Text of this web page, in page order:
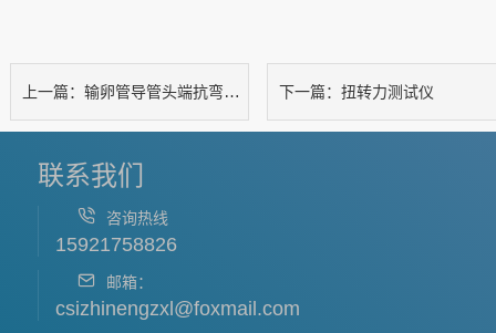
上一篇： 输卵管导管头端抗弯曲性能测试仪:上海徽涛为广东医疗监督检验所售后合作 下一篇： 扭转力测试仪
联系我们
咨询热线
15921758826
邮箱：
csizhinengzxl@foxmail.com